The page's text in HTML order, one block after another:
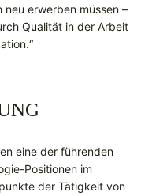
erwerben müssen –
Qualität in der Arbeit
eine der führenden
Positionen im
der Tätigkeit von